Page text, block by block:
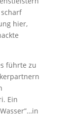
hier,
führte zu
Ein